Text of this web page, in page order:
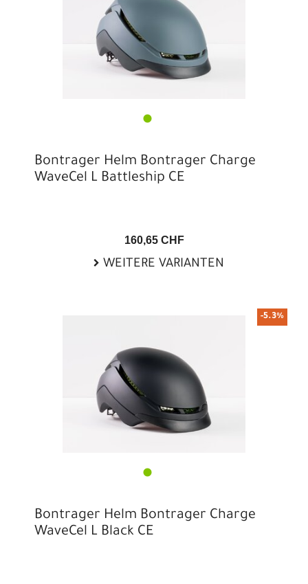
Bontrager Helm Bontrager Charge
WaveCel L Battleship CE
160,65 CHF
WEITERE VARIANTEN
-5.3%
Bontrager Helm Bontrager Charge
WaveCel L Black CE